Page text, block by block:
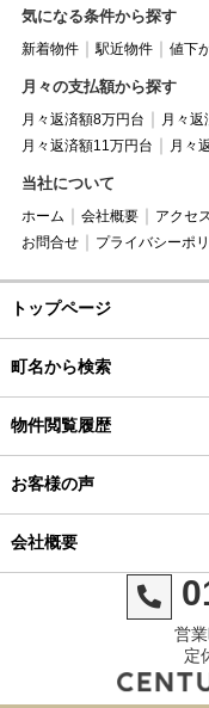
気になる条件から探す
新着物件 駅近物件 値下
月々の支払額から探す
月々返済額8万円台 月々返
月々返済額11万円台
月々
当社について
ホーム 会社概要 アクセ
お問合せ
プライバシーポ
トップページ
町名から検索
物件閲覧履歴
お客様の声
会社概要
営
定